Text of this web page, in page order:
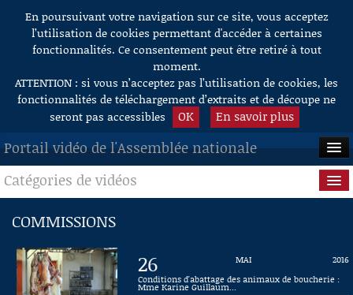
Aller au contenu
En poursuivant votre navigation sur ce site, vous acceptez
l’utilisation de cookies permettant d'accéder à certaines
fonctionnalités. Ce consentement peut être retiré à tout
moment.
ATTENTION : si vous n’acceptez pas l’utilisation de cookies, les
fonctionnalités de téléchargement d’extraits et de découpe ne
seront pas accessibles
OK En savoir plus
Portail vidéo de l'Assemblée nationale
ACCUEIL
EN DIRECT
À LA DEMANDE
RECHERCHE
Catégories de vidéos
Questions au Gouvernement
Commissions
COMMISSIONS
26 MAI
2016
Conditions d'abattage des animaux de boucherie :
Mme Karine Guillaum...